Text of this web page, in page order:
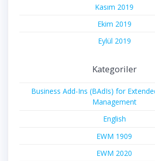
Kasım 2019
Ekim 2019
Eylül 2019
Kategoriler
Business Add-Ins (BAdIs) for
Management
English
EWM 1909
EWM 2020